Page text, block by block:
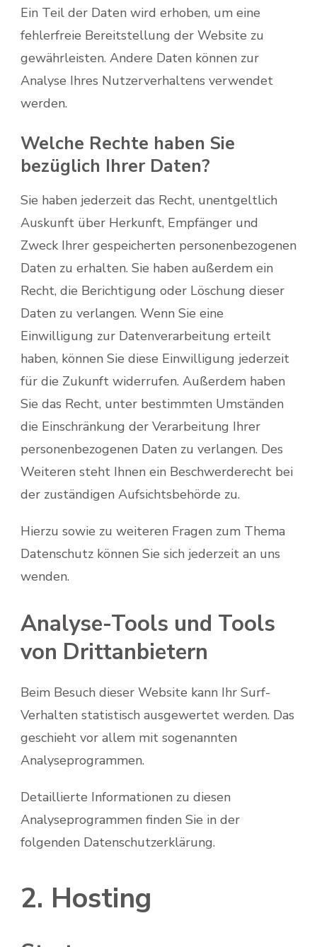
Ein Teil der Daten wird erhoben, um eine
fehlerfreie Bereitstellung der Website zu
gewährleisten. Andere Daten können zur
Analyse Ihres Nutzerverhaltens verwendet
werden.
Welche Rechte haben Sie
bezüglich Ihrer Daten?
Sie haben jederzeit das Recht, unentgeltlich
Auskunft über Herkunft, Empfänger und
Zweck Ihrer gespeicherten personenbezogenen
Daten zu erhalten. Sie haben außerdem ein
Recht, die Berichtigung oder Löschung dieser
Daten zu verlangen. Wenn Sie eine
Einwilligung zur Datenverarbeitung erteilt
haben, können Sie diese Einwilligung jederzeit
für die Zukunft widerrufen. Außerdem haben
Sie das Recht, unter bestimmten Umständen
die Einschränkung der Verarbeitung Ihrer
personenbezogenen Daten zu verlangen. Des
Weiteren steht Ihnen ein Beschwerderecht bei
der zuständigen Aufsichtsbehörde zu.
Hierzu sowie zu weiteren Fragen zum Thema
Datenschutz können Sie sich jederzeit an uns
wenden.
Analyse-Tools und Tools
von Dritt­anbietern
Beim Besuch dieser Website kann Ihr Surf-
Verhalten statistisch ausgewertet werden. Das
geschieht vor allem mit sogenannten
Analyseprogrammen.
Detaillierte Informationen zu diesen
Analyseprogrammen finden Sie in der
folgenden Datenschutzerklärung.
2. Hosting